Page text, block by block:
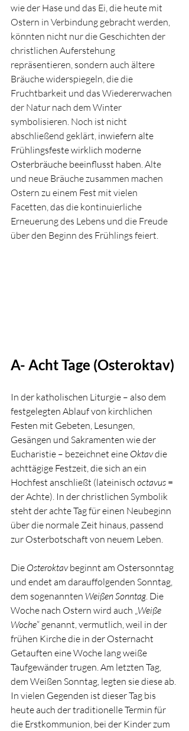
wie der Hase und das Ei, die heute mit
Ostern in Verbindung gebracht werden,
könnten nicht nur die Geschichten der
christlichen Auferstehung
repräsentieren, sondern auch ältere
Bräuche widerspiegeln, die die
Fruchtbarkeit und das Wiedererwachen
der Natur nach dem Winter
symbolisieren. Noch ist nicht
abschließend geklärt, inwiefern alte
Frühlingsfeste wirklich moderne
Osterbräuche beeinflusst haben. Alte
und neue Bräuche zusammen machen
Ostern zu einem Fest mit vielen
Facetten, das die kontinuierliche
Erneuerung des Lebens und die Freude
über den Beginn des Frühlings feiert.
A- Acht Tage (Osteroktav)
In der katholischen Liturgie – also dem
festgelegten Ablauf von kirchlichen
Festen mit Gebeten, Lesungen,
Gesängen und Sakramenten wie der
Eucharistie – bezeichnet eine Oktav die
achttägige Festzeit, die sich an ein
Hochfest anschließt (lateinisch octavus =
der Achte). In der christlichen Symbolik
steht der achte Tag für einen Neubeginn
über die normale Zeit hinaus, passend
zur Osterbotschaft von neuem Leben.
Die Osteroktav beginnt am Ostersonntag
und endet am darauffolgenden Sonntag,
dem sogenannten Weißen Sonntag. Die
Woche nach Ostern wird auch „Weiße
Woche“ genannt, vermutlich, weil in der
frühen Kirche die in der Osternacht
Getauften eine Woche lang weiße
Taufgewänder trugen. Am letzten Tag,
dem Weißen Sonntag, legten sie diese ab.
In vielen Gegenden ist dieser Tag bis
heute auch der traditionelle Termin für
die Erstkommunion, bei der Kinder zum